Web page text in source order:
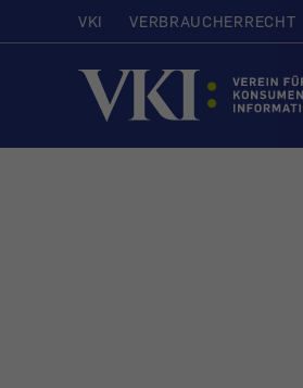
VKI VERBRAUCHERRECHT
Startseite